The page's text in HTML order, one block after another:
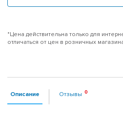
*Цена действительна только для
отличаться от цен в розничных
Описание Отзывы